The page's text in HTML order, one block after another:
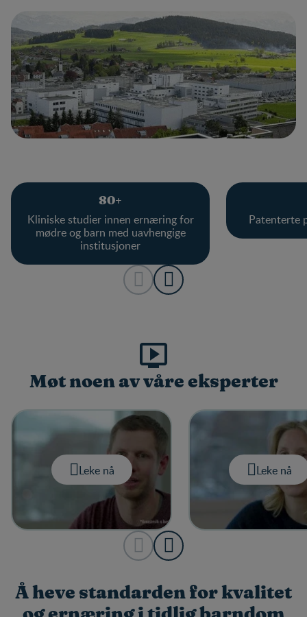
80+
Kliniske studier innen ernæring for
mødre og barn med uavhengige
institusjoner
Patenterte

Møt noen av våre eksperter
Leke nå Leke nå
Å heve standarden for kvalitet